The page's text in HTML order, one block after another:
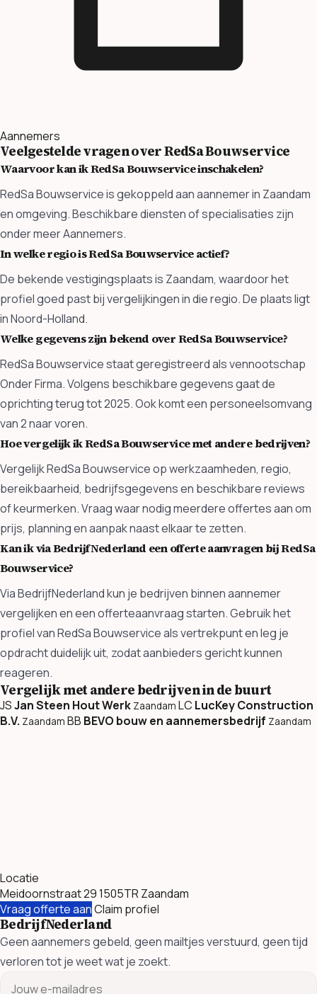
Aannemers
Veelgestelde vragen over RedSa Bouwservice
Waarvoor kan ik RedSa Bouwservice inschakelen?
RedSa Bouwservice is gekoppeld aan aannemer in Zaandam
en omgeving. Beschikbare diensten of specialisaties zijn
onder meer Aannemers.
In welke regio is RedSa Bouwservice actief?
De bekende vestigingsplaats is Zaandam, waardoor het
profiel goed past bij vergelijkingen in die regio. De plaats ligt
in Noord-Holland.
Welke gegevens zijn bekend over RedSa Bouwservice?
RedSa Bouwservice staat geregistreerd als vennootschap
Onder Firma. Volgens beschikbare gegevens gaat de
oprichting terug tot 2025. Ook komt een personeelsomvang
van 2 naar voren.
Hoe vergelijk ik RedSa Bouwservice met andere bedrijven?
Vergelijk RedSa Bouwservice op werkzaamheden, regio,
bereikbaarheid, bedrijfsgegevens en beschikbare reviews
of keurmerken. Vraag waar nodig meerdere offertes aan om
prijs, planning en aanpak naast elkaar te zetten.
Kan ik via BedrijfNederland een offerte aanvragen bij RedSa
Bouwservice?
Via BedrijfNederland kun je bedrijven binnen aannemer
vergelijken en een offerteaanvraag starten. Gebruik het
profiel van RedSa Bouwservice als vertrekpunt en leg je
opdracht duidelijk uit, zodat aanbieders gericht kunnen
reageren.
Vergelijk met andere bedrijven in de buurt
JSJan Steen Hout Werk Zaandam LC LucKey Construction
B.V. Zaandam BB BEVO bouw en aannemersbedrijf Zaandam
Locatie
Meidoornstraat 29 1505TR Zaandam
Vraag offerte aanClaim profiel
BedrijfNederland
Geen aannemers gebeld, geen mailtjes verstuurd, geen tijd
verloren tot je weet wat je zoekt.